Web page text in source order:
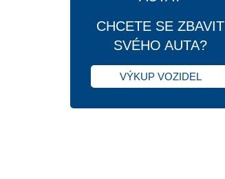
CHCETE SE ZBAVIT
SVÉHO AUTA?
VÝKUP VOZIDEL